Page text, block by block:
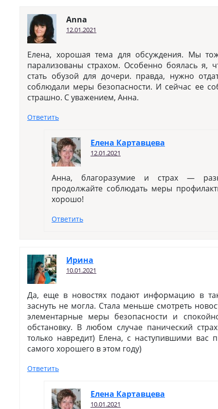
Anna
12.01.2021
Елена, хорошая тема для обсуждения. Мы
парализованы страхом. Особенно боялась я,
стать обузой для дочери. правда, нужно
соблюдали меры безопасности. И сейчас ее
страшно. С уважением, Анна.
Ответить
Елена Картавцева
12.01.2021
Анна, благоразумие и страх —
продолжайте соблюдать меры
хорошо!
Ответить
Ирина
10.01.2021
Да, еще в новостях подают информацию в
заснуть не могла. Стала меньше смотреть
элементарные меры безопасности и
обстановку. В любом случае панический
только навредит) Елена, с наступившими вас
самого хорошего в этом году)
Ответить
Елена Картавцева
10.01.2021